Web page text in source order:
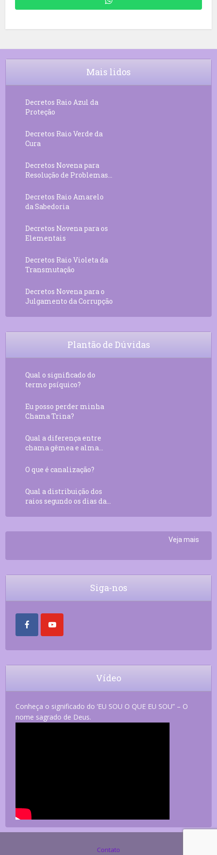
Mais lidos
Decretos Raio Azul da
Proteção
Decretos Raio Verde da
Cura
Decretos Novena para
Resolução de Problemas...
Decretos Raio Amarelo
da Sabedoria
Decretos Novena para os
Elementais
Decretos Raio Violeta da
Transmutação
Decretos Novena para o
Julgamento da Corrupção
Plantão de Dúvidas
Qual o significado do
termo psíquico?
Eu posso perder minha
Chama Trina?
Qual a diferença entre
chama gêmea e alma...
O que é canalização?
Qual a distribuição dos
raios segundo os dias da...
Veja mais
Siga-nos
Vídeo
Conheça o significado do ‘EU SOU O QUE EU SOU” – O
nome sagrado de Deus.
Contato